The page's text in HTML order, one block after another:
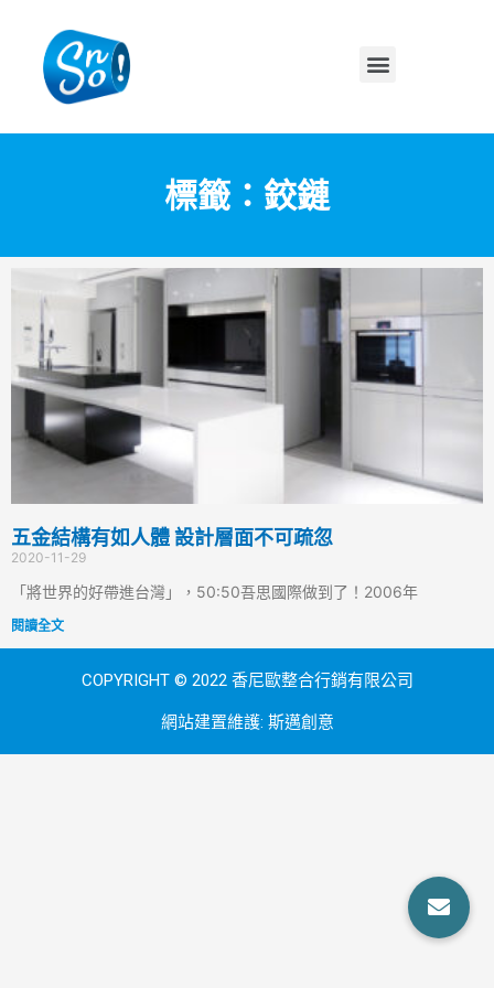
標籤：鉸鏈
五金結構有如人體 設計層面不可疏忽
2020-11-29
「將世界的好帶進台灣」，50:50吾思國際做到了！2006年
閱讀全文
COPYRIGHT © 2022 香尼歐整合行銷有限公司
網站建置維護: 斯邁創意